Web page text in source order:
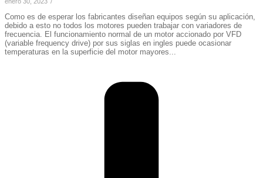
Como es de esperar los fabricantes diseñan equipos según su aplicación,
debido a esto no todos los motores pueden trabajar con variadores de
frecuencia. El funcionamiento normal de un motor accionado por VFD
(variable frequency drive) por sus siglas en ingles puede ocasionar
temperaturas en la superficie del motor mayores...